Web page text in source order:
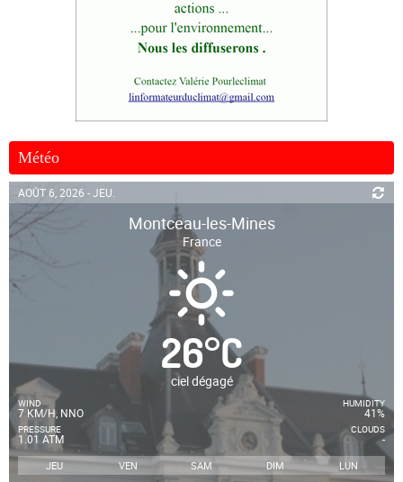
Météo
AOÛT 6, 2026 - JEU.
Montceau-les-Mines
France
26°C
ciel dégagé
WIND
7 KM/H, NNO
PRESSURE
1.01 ATM
HUMIDITY
41%
CLOUDS
-
JEU VEN SAM DIM LUN